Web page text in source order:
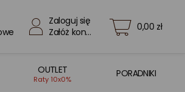
Zaloguj się
Załóż konto
0,00 zł
OUTLET
Raty 10x0%
PORADNIKI